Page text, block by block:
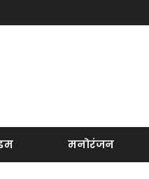
मनोरंजन